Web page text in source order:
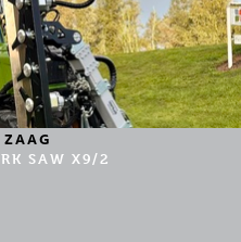
SAW X9/2